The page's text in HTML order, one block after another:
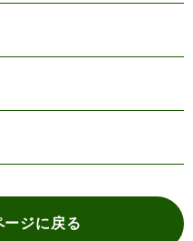
ージに戻る